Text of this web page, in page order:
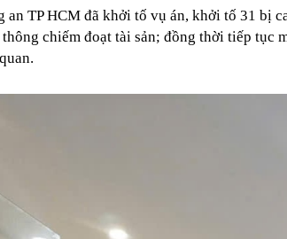
an TP HCM đã khởi tố vụ án, khởi tố 31 bị
chiếm đoạt tài sản; đồng thời tiếp tục